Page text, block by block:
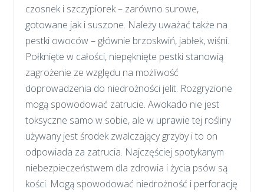
czosnek i szczypiorek – zarówno surowe,
gotowane jak i suszone. Należy uważać także na
pestki owoców – głównie brzoskwiń, jabłek, wiśni.
Połknięte w całości, niepęknięte pestki stanowią
zagrożenie ze względu na możliwość
doprowadzenia do niedrożności jelit. Rozgryzione
mogą spowodować zatrucie. Awokado nie jest
toksyczne samo w sobie, ale w uprawie tej rośliny
używany jest środek zwalczający grzyby i to on
odpowiada za zatrucia. Najczęściej spotykanym
niebezpieczeństwem dla zdrowia i życia psów są
kości. Mogą spowodować niedrożność i perforację